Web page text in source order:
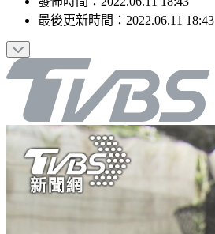
最後更新時間： 2022.06.11 18:43